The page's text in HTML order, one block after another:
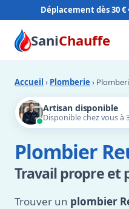
Déplacement dès 30 €
SaniChauffe
Accueil › Plomberie ›
Artisan disponible
Disponible chez vous à
Plombier
Travail propre et
Trouver un plombier